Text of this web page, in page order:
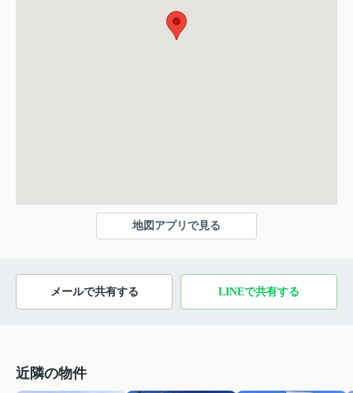
地図アプリで見る
メールで共有する LINEで共有する
近隣の物件